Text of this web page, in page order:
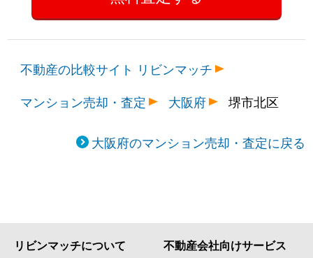
不動産の比較サイト リビンマッチ
マンション売却・査定
大阪府 堺市北区
大阪府のマンション売却・査定に戻る
リビンマッチについて 不動産会社向けサービス